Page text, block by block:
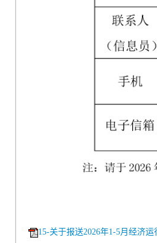
15-关于报送2026年1-5月经济